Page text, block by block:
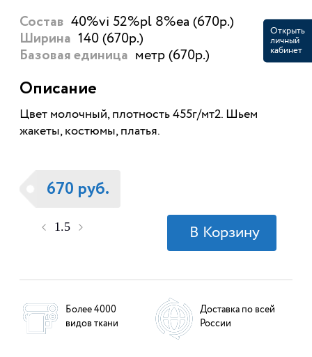
Состав 40%vi 52%pl 8%ea (670р.)
Ширина 140 (670р.)
Базовая единица метр (670р.)
Описание
Цвет молочный, плотность 455г/мт2. Шьем
жакеты, костюмы, платья.
670 руб.
Более 4000
видов ткани
Доставка по всей
России
Открыть
личный
кабинет